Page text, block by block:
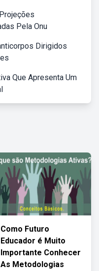
Pela Onu
Dirigidos
Que Apresenta Um
Como Futuro
Educador é Muito
Importante Conhecer
As Metodologias